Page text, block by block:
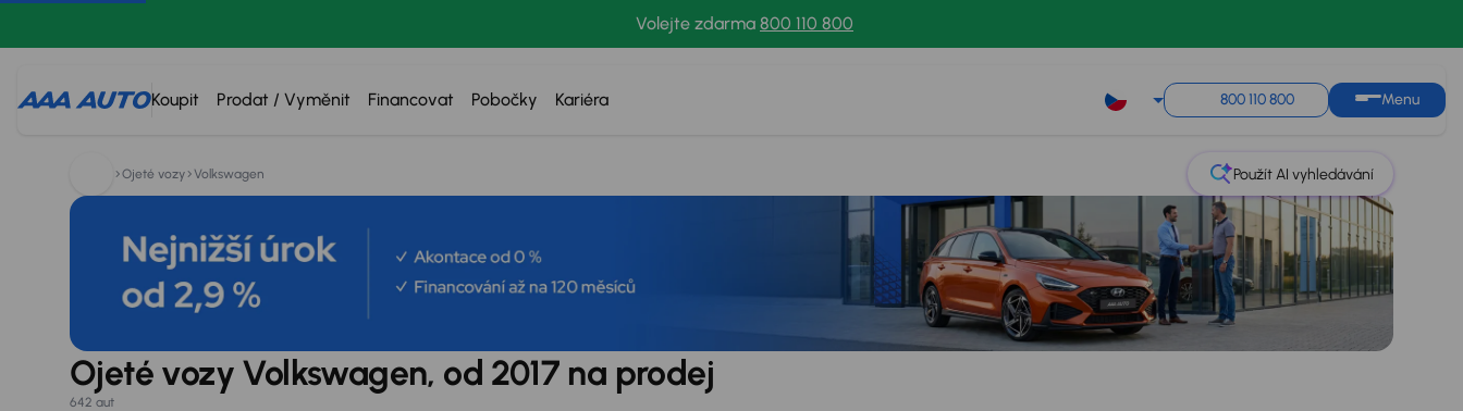
Volejte zdarma 800 110 800
Koupit Prodat / Vyměnit Financovat Pobočky Kariéra 800 110 800 Menu
Hledáte: Zrušit vše
Ojeté vozy Volkswagen Použít AI vyhledávání
Ojeté vozy Volkswagen, od 2017 na prodej
642 aut